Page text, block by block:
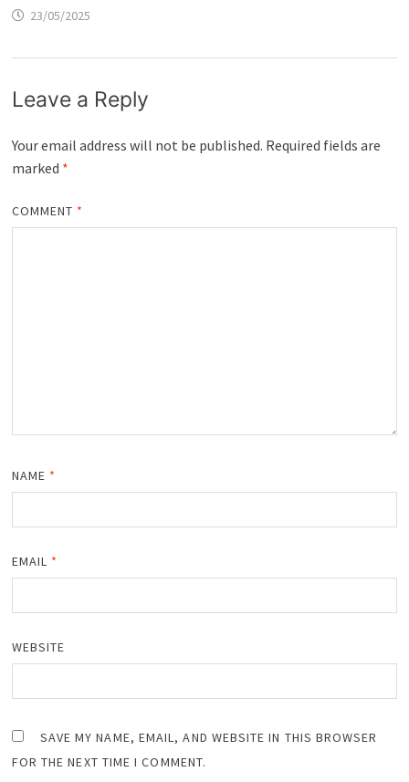
23/05/2025
Leave a Reply
Your email address will not be published. Required fields are
marked *
COMMENT *
NAME *
EMAIL *
WEBSITE
SAVE MY NAME, EMAIL, AND WEBSITE IN THIS BROWSER
FOR THE NEXT TIME I COMMENT.